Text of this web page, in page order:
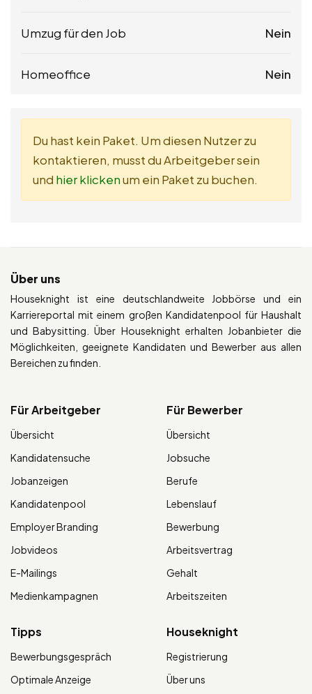
Umzug für den Job Nein
Homeoffice Nein
Du hast kein Paket. Um diesen Nutzer zu
kontaktieren, musst du Arbeitgeber sein
und hier klickenum ein Paket zu buchen.
Über uns
Houseknight ist eine deutschlandweite Jobbörse und ein
Karriereportal mit einem großen Kandidatenpool für Haushalt
und Babysitting. Über Houseknight erhalten Jobanbieter die
Möglichkeiten, geeignete Kandidaten und Bewerber aus allen
Bereichen zu finden.
Für Arbeitgeber
Übersicht
Kandidatensuche
Jobanzeigen
Kandidatenpool
Employer Branding
Jobvideos
E-Mailings
Medienkampagnen
Für Bewerber
Übersicht
Jobsuche
Berufe
Lebenslauf
Bewerbung
Arbeitsvertrag
Gehalt
Arbeitszeiten
Tipps
Bewerbungsgespräch
Optimale Anzeige
Houseknight
Registrierung
Über uns